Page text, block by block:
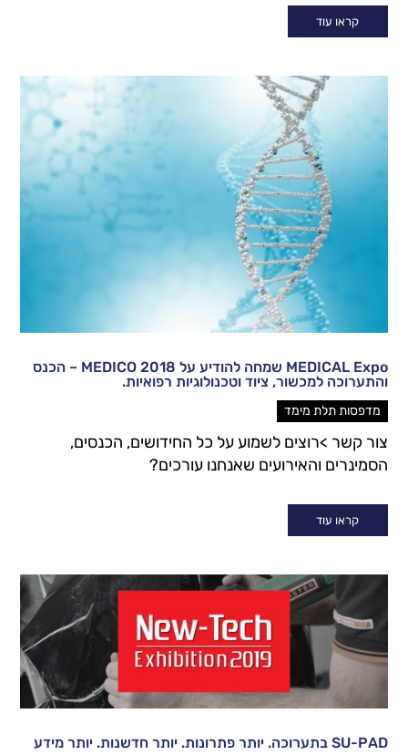
קראו עוד
MEDICAL Expo שמחה להודיע על MEDICO 2018 – הכנס
והתערוכה למכשור, ציוד וטכנולוגיות רפואיות.
מדפסות תלת מימד
צור קשר >רוצים לשמוע על כל החידושים, הכנסים,
הסמינרים והאירועים שאנחנו עורכים?
קראו עוד
SU-PAD בתערוכה. יותר פתרונות. יותר חדשנות. יותר מידע